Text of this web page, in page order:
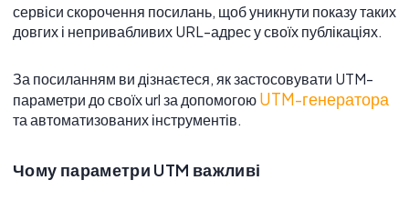
сервіси скорочення посилань, щоб уникнути показу таких
довгих і непривабливих URL-адрес у своїх публікаціях.
За посиланням ви дізнаєтеся, як застосовувати UTM-
параметри до своїх url за допомогоюUTM-генератора
та автоматизованих інструментів.
Чому параметри UTM важливі